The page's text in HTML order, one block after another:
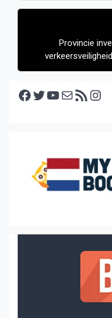
Provincie
Facebook Twitter YouTube E-mail RSS feed